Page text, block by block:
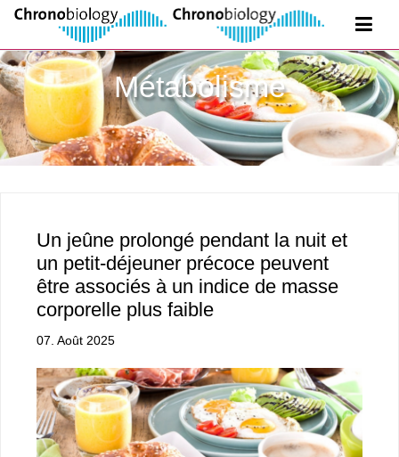
Métabolisme
Un jeûne prolongé pendant la nuit et
un petit-déjeuner précoce peuvent
être associés à un indice de masse
corporelle plus faible
07. Août 2025